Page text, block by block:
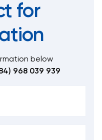
for
below
968 039 939